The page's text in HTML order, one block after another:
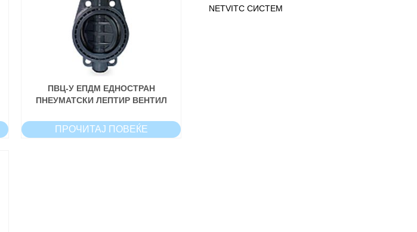
ПВЦ-У ЕПДМ ЕДНОСТРАН
ПНЕУМАТСКИ ЛЕПТИР ВЕНТИЛ
ПРОЧИТАЈ ПОВЕЌЕ
NETVITC СИСТЕМ